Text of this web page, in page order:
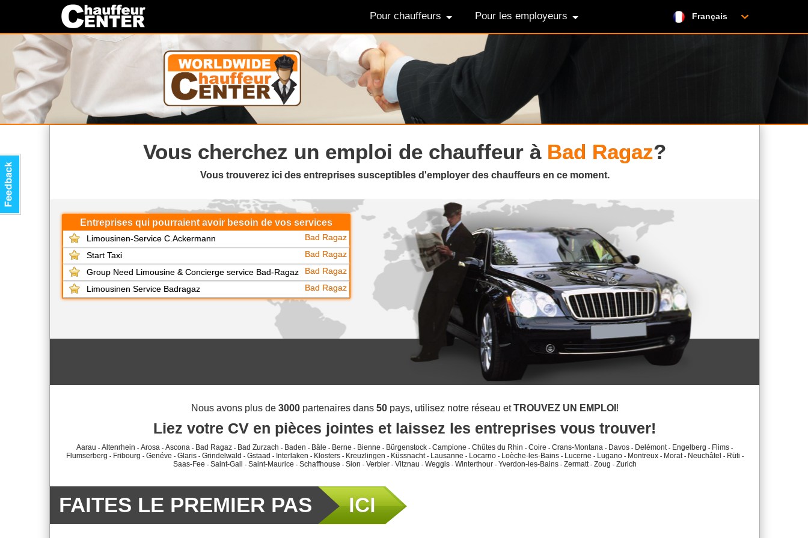
Pour chauffeurs Pour les employeurs Français
Vous cherchez un emploi de chauffeur à Bad Ragaz?
Vous trouverez ici des entreprises susceptibles d'employer des chauffeurs en ce moment.
Entreprises qui pourraient avoir besoin de vos services
Limousinen-Service C.Ackermann
Bad Ragaz
Start Taxi
Bad Ragaz
Group Need Limousine & Concierge service Bad-Ragaz
Bad Ragaz
Limousinen Service Badragaz
Bad Ragaz
Nous avons plus de 3000partenaires dans 50pays, utilisez notre réseau etTROUVEZ UN EMPLOI !
Liez votre CV en pièces jointes et laissez les entreprises vous trouver!
Aarau - Altenrhein - Arosa - Ascona - Bad Ragaz - Bad Zurzach - Baden - Bâle - Berne - Bienne - Bürgenstock - Campione - Chûtes du Rhin - Coire - Crans-Montana - Davos - Delémont- Engelberg - Flims -
Flumserberg - Fribourg - Genéve- Glaris- Grindelwald - Gstaad - Interlaken - Klosters- Kreuzlingen - Küssnacht- Lausanne- Locarno- Loèche-les-Bains- Lucerne- Lugano- Montreux- Morat- Neuchâtel - Rüti -
Saas-Fee- Saint-Gall - Saint-Maurice- Schaffhouse- Sion - Verbier- Vitznau - Weggis- Winterthour- Yverdon-les-Bains- Zermatt- Zoug - Zurich
FAITES LE PREMIER PAS ICI